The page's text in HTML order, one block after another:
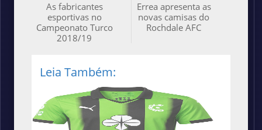
Errea apresenta as
novas camisas do
Rochdale AFC
As fabricantes
esportivas no
Campeonato Turco
2018/19
Leia Também: